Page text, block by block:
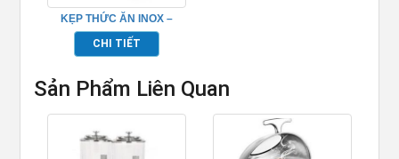
KẸP THỨC ĂN INOX –
TP7136
CHI TIẾT
Sản Phẩm Liên Quan